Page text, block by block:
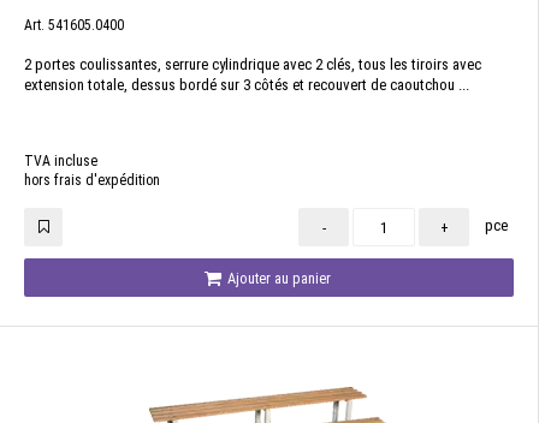
Art. 541605.0400
2 portes coulissantes, serrure cylindrique avec 2 clés, tous les tiroirs avec
extension totale, dessus bordé sur 3 côtés et recouvert de caoutchou ...
TVA incluse
hors frais d'expédition
- + pce
Ajouter au panier